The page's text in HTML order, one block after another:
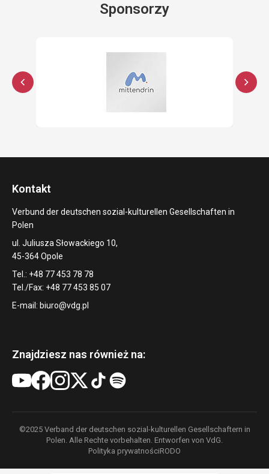
Sponsorzy
Kontakt
Verbund der deutschen sozial-kulturellen Gesellschaften in
Polen
ul. Juliusza Słowackiego 10,
45-364 Opole
Tel.: +48 77 453 78 78
Tel./Fax: +48 77 453 85 07
E-mail: biuro@vdg.pl
Znajdziesz nas również na:
©2025 Verband der deutschen sozial-kulturellen Gesellschaftern in
Polen. Alle Rechte vorbehalten. Entworfen von VdG.
Polityka prywatnościRODO